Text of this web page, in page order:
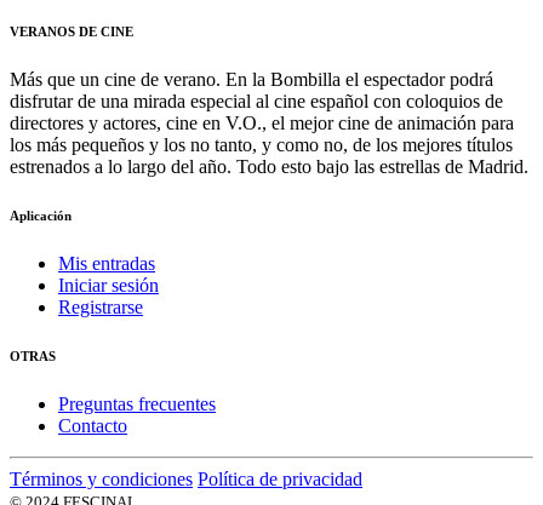
VERANOS DE CINE
Más que un cine de verano. En la Bombilla el espectador podrá
disfrutar de una mirada especial al cine español con coloquios de
directores y actores, cine en V.O., el mejor cine de animación para
los más pequeños y los no tanto, y como no, de los mejores títulos
estrenados a lo largo del año. Todo esto bajo las estrellas de Madrid.
Aplicación
Mis entradas
Iniciar sesión
Registrarse
OTRAS
Preguntas frecuentes
Contacto
Términos y condiciones Política de privacidad